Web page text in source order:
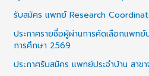
รับสมัคร แพทย์ Research
ประกาศรายชื่อผู้ผ่านการคัดเลือกแพทย์
การศึกษา 2569
ประกาศรับสมัคร แพทย์ประจำบ้าน สา